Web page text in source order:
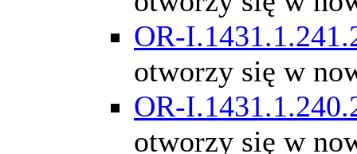
OR-
otworzy się w
OR-
otworzy się w